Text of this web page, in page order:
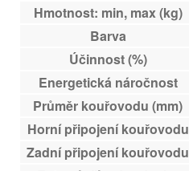
Hmotnost: min, max (kg)
Barva
Účinnost (%)
Energetická náročnost
Průměr kouřovodu (mm)
Horní připojení kouřovodu
Zadní připojení kouřovodu